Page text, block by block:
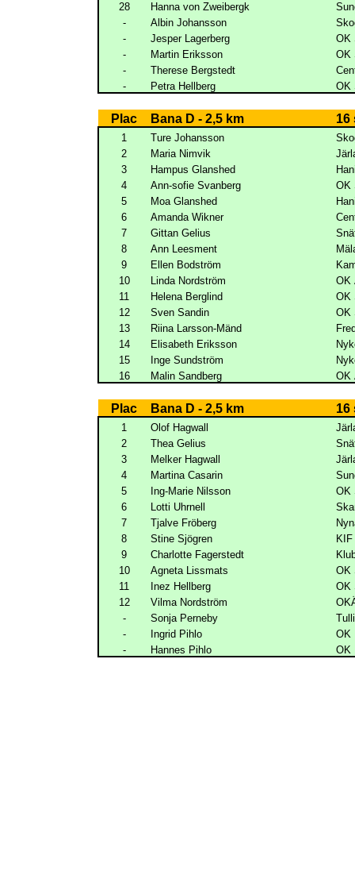
28
Hanna von Zweibergk
-
Albin Johansson
-
Jesper Lagerberg
OK
-
Martin Eriksson
OK
-
Therese Bergstedt
-
Petra Hellberg OK
Plac Bana D - 2,5 km 16
1 Ture Johansson
2
Maria Nimvik
3
Hampus Glanshed
4
Ann-sofie Svanberg
OK
5
Moa Glanshed
6
Amanda Wikner
7
Gittan Gelius
8
Ann Leesment
9
Ellen Bodström
10
Linda Nordström
OK
11
Helena Berglind
OK
12
Sven Sandin
OK
13
Riina Larsson-Mänd
14
Elisabeth Eriksson
15
Inge Sundström
16
Malin Sandberg OK
Plac Bana D - 2,5 km 16
1 Olof Hagwall
2
Thea Gelius
3
Melker Hagwall
4
Martina Casarin
5
Ing-Marie Nilsson
OK
6
Lotti Uhrnell
7
Tjalve Fröberg
8
Stine Sjögren
KIF
9
Charlotte Fagerstedt
10
Agneta Lissmats
OK
11
Inez Hellberg
OK
12
Vilma Nordström
-
Sonja Perneby
-
Ingrid Pihlo
OK
-
Hannes Pihlo OK